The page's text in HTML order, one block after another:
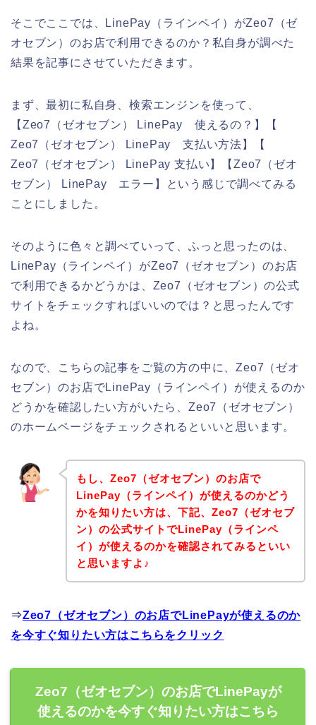
そこでここでは、LinePay（ラインペイ）がZeo7（ゼ
オセブン）のお店で利用できるのか？私自身が調べた
結果を記事にさせていただきます。
まず、最初に私自身、検索エンジンを使って、
【Zeo7（ゼオセブン） LinePay 使えるの？】【
Zeo7（ゼオセブン） LinePay 支払い方法】【
Zeo7（ゼオセブン） LinePay 支払い】【Zeo7（ゼオ
セブン） LinePay エラー】という感じで調べてみる
ことにしました。
そのように色々と調べていって、ふっと思ったのは、
LinePay（ラインペイ）がZeo7（ゼオセブン）のお店
で利用できるかどうかは、Zeo7（ゼオセブン）の公式
サイトをチェックすればいいのでは？と思ったんです
よね。
なので、こちらの記事をご覧の方の中に、Zeo7（ゼオ
セブン）のお店でLinePay（ラインペイ）が使えるのか
どうかを確認したい方がいたら、Zeo7（ゼオセブン）
のホームページをチェックされるといいと思います。
もし、Zeo7（ゼオセブン）のお店で
LinePay（ラインペイ）が使えるのかどう
かを知りたい方は、下記、Zeo7（ゼオセブ
ン）の公式サイトでLinePay（ラインペ
イ）が使えるのかを確認されてみるといい
と思いますよ♪
⇒Zeo7（ゼオセブン）のお店でLinePayが使えるのか
を今すぐ知りたい方はこちらをクリック
Zeo7（ゼオセブン）のお店でLinePayが
使えるのかを今すぐ知りたい方はこちら